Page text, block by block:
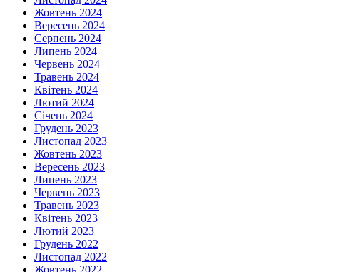
Жовтень 2024
Вересень 2024
Серпень 2024
Липень 2024
Червень 2024
Травень 2024
Квітень 2024
Лютий 2024
Січень 2024
Грудень 2023
Листопад 2023
Жовтень 2023
Вересень 2023
Липень 2023
Червень 2023
Травень 2023
Квітень 2023
Лютий 2023
Грудень 2022
Листопад 2022